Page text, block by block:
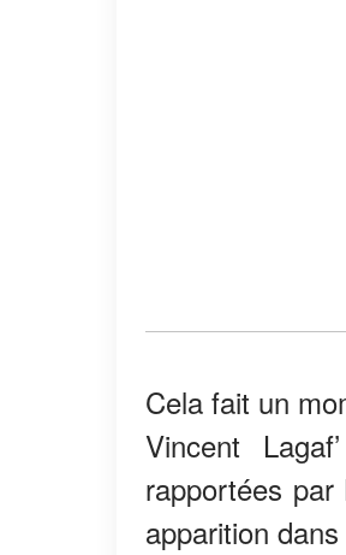
Cela fait un
Vincent
rapportées
apparition